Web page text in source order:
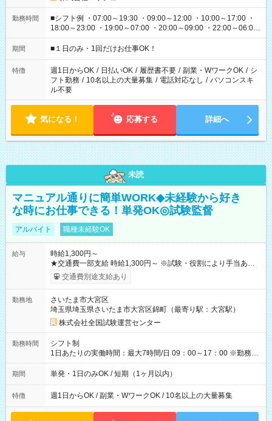
勤務時間
■シフト例 ・07:00～19:30 ・09:00～12:00 ・10:00～17:00 ・
18:00～23:00 ・19:00～07:00 ・20:00～09:00 ・22:00～06:00
etc ★最短で3時間で5,120円のお仕事から 15時間で2万円近く稼
げるお仕事も！ ご希望のお時間に合わせてご紹介！ ※シフトは
ください！
期間 ■１日のみ・1回だけお仕事OK！
特徴 週1日からOK / 日払いOK / 履歴書不要 / 副業・WワークOK / シ
フト勤務 / 10名以上の大量募集 / 電話対応なし / パソコンスキ
ル不要
気になる！ 応募する 詳細へ
未読
マニュアル通りに簡単WORK◆未経験から好き
な時にお仕事できる！単発OK◎試験監督
アルバイト 職種未経験OK
給与
時給1,300円～
★交通費一部支給 時給1,300円～ ※試験・役割により手当あり
※勤務回数により昇給あり 【即給（前払い）オプションあ
り！】 希望される場合、勤務から1週間ほどで給与の一部を受け
例】 ・河合塾模擬試験 8:30～17:30（休憩1時間） 時給1,300円
×8時間＝日収10,400円＋交通費 ※当日の役割により時給＋100
円の場合あり ・国家試験 7:00～13:30（休憩なし） 時給1,300
円（役割手当＋100円）×6時間＝日収8,400円＋交通費 【試用期
間】試用期間なし
交通費別途支給あり
勤務地
さいたま市大宮区
埼玉県埼玉県さいたま市大宮区錦町（最寄り駅：大宮駅）
株式会社全国試験運営センター
勤務時間
シフト制
1日あたりの実働時間：最大7時間/日 09：00～17：00 ※勤務時
間は 試験により異なります。
期間 単発・1日のみOK / 短期（1ヶ月以内）
特徴 週1日からOK / 副業・WワークOK / 10名以上の大量募集